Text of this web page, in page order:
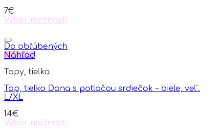
7€
Výber možností
product
has
multiple
The
may
be
on
the
Do obľúbených
Náhľad
Topy, tielka
Top, tielko Dana s potlačou srdiečok – biele, vel´.
L/XL
14€
Výber možností